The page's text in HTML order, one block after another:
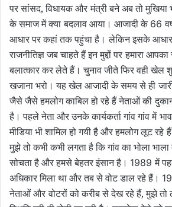
पर सांसद, विधायक और मंत्री बने अब तो मुखिया
के समाज में क्या बदलाव आया। आजादी के 66
आधार पर कहां तक पहुंचा है। लेकिन इसके आधार
राजनीतिज्ञ जब चाहते हैं इन मुद्दों पर हमारा आपका
बलात्कार कर लेते हैं। चुनाव जीतेफिर वही खेल
खजाना भरो। यह खेल आजादी के समय से ही
जैसे जैसे हमलोग काबिल हो रहे हैं नेताओं की
है। पहले नेता और उनके कार्यकर्ता गांव गांव में
मीडिया भी शामिल हो गयी है और हमलोग लूट रहे
मुझे तो कभी कभी लगता है कि गांव का भोला
सोचता है और हमसे बेहतर इंसान है। 1989में
अधिकार मिला था और तब से वोट डाल रहे हैं।
नेताओं और वोटरों को करीब से देख रहे हैं, मुझे तो